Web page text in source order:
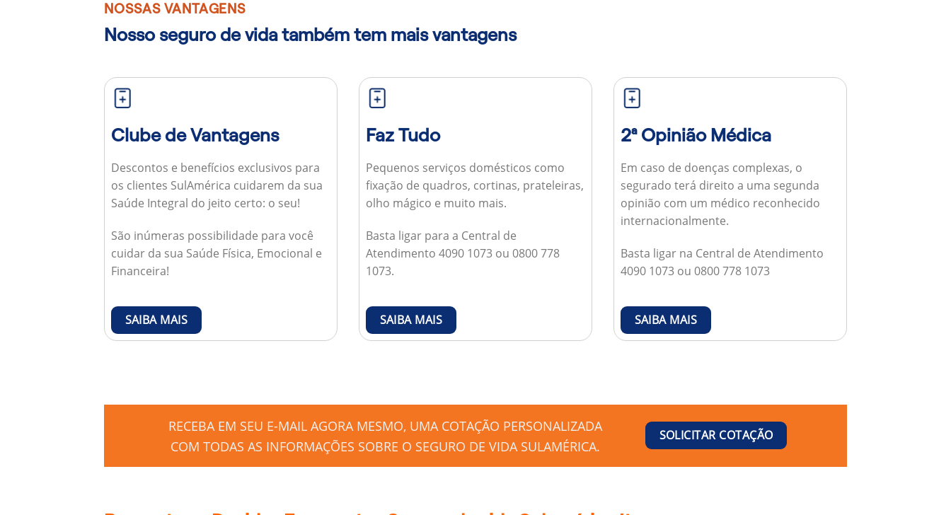
NOSSAS VANTAGENS
Nosso seguro de vida também tem mais vantagens
Clube de Vantagens
Descontos e benefícios exclusivos para
os clientes SulAmérica cuidarem da sua
Saúde Integral do jeito certo: o seu!
São inúmeras possibilidade para você
cuidar da sua Saúde Física, Emocional e
Financeira!
SAIBA MAIS
Faz Tudo
Pequenos serviços domésticos como
fixação de quadros, cortinas, prateleiras,
olho mágico e muito mais.
Basta ligar para a Central de
Atendimento 4090 1073 ou 0800 778
1073.
SAIBA MAIS
2ª Opinião Médica
Em caso de doenças complexas, o
segurado terá direito a uma segunda
opinião com um médico reconhecido
internacionalmente.
Basta ligar na Central de Atendimento
4090 1073 ou 0800 778 1073
SAIBA MAIS
RECEBA EM SEU E-MAIL AGORA MESMO, UMA COTAÇÃO PERSONALIZADA
COM TODAS AS INFORMAÇÕES SOBRE O SEGURO DE VIDA SULAMÉRICA.
SOLICITAR COTAÇÃO